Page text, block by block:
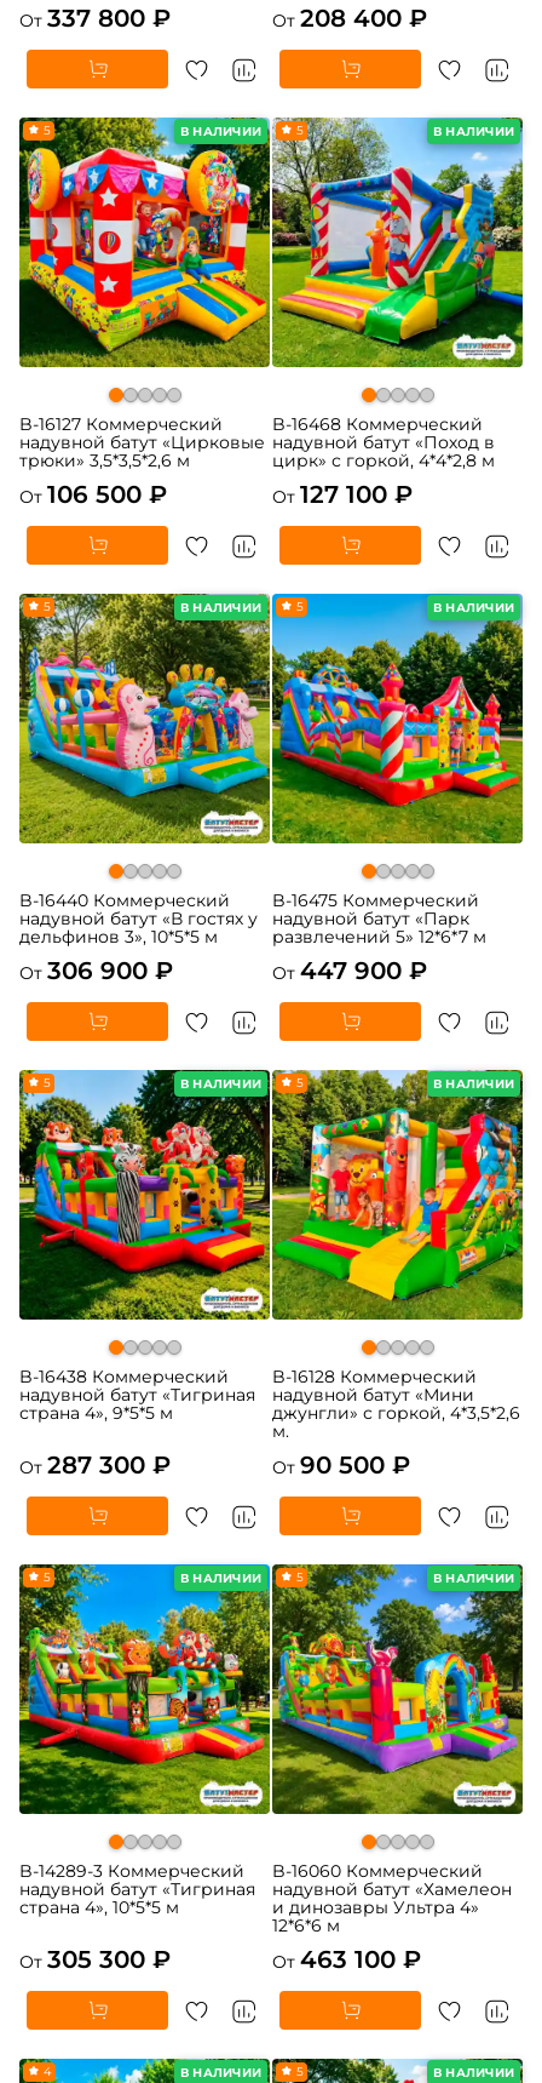
От 337 800 ₽
От 208 400 ₽
В НАЛИЧИИ
5
B-16127 Коммерческий
надувной батут «Цирковые
трюки» 3,5*3,5*2,6 м
От 106 500 ₽
В НАЛИЧИИ
5
B-16468 Коммерческий
надувной батут «Поход в
цирк» с горкой, 4*4*2,8 м
От 127 100 ₽
В НАЛИЧИИ
5
B-16440 Коммерческий
надувной батут «В гостях у
дельфинов 3», 10*5*5 м
От 306 900 ₽
В НАЛИЧИИ
5
B-16475 Коммерческий
надувной батут «Парк
развлечений 5» 12*6*7 м
От 447 900 ₽
В НАЛИЧИИ
5
B-16438 Коммерческий
надувной батут «Тигриная
страна 4», 9*5*5 м
От 287 300 ₽
В НАЛИЧИИ
5
B-16128 Коммерческий
надувной батут «Мини
джунгли» с горкой, 4*3,5*2,6
м.
От 90 500 ₽
В НАЛИЧИИ
5
B-14289-3 Коммерческий
надувной батут «Тигриная
страна 4», 10*5*5 м
От 305 300 ₽
В НАЛИЧИИ
5
B-16060 Коммерческий
надувной батут «Хамелеон
и динозавры Ультра 4»
12*6*6 м
От 463 100 ₽
В НАЛИЧИИ
4 В НАЛИЧИИ
5